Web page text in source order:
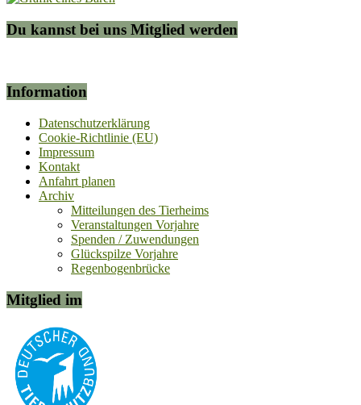
Du kannst bei uns Mitglied werden
Information
Datenschutzerklärung
Cookie-Richtlinie (EU)
Impressum
Kontakt
Anfahrt planen
Archiv
Mitteilungen des Tierheims
Veranstaltungen Vorjahre
Spenden / Zuwendungen
Glückspilze Vorjahre
Regenbogenbrücke
Mitglied im